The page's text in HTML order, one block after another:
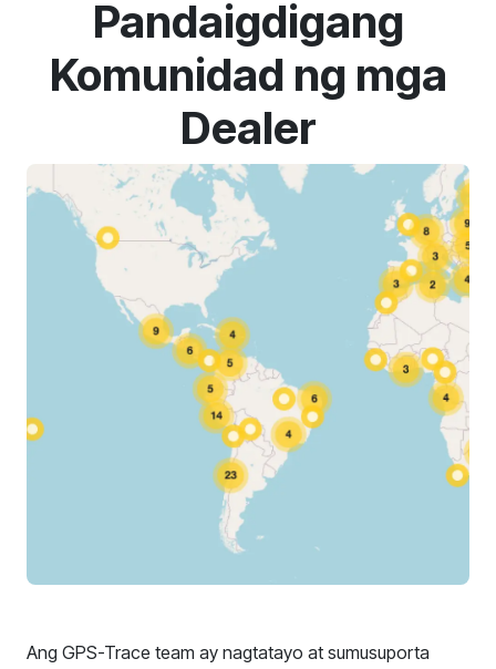
Pandaigdigang
Komunidad ng mga
Dealer
Ang GPS-Trace team ay nagtatayo at sumusuporta